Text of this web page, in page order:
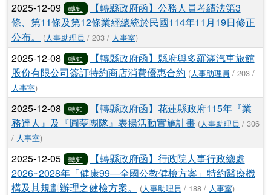
2025-12-09 轉知
【轉縣政府函】公務人員考績法第3
條、第11條及第12條業經總統於民國114年11月19日修正
公布。
(人事助理員 / 203 / 人事室)
2025-12-08 轉知
【轉縣政府函】縣府與多羅滿汽車旅館
股份有限公司簽訂特約商店消費優惠合約 (人事助理員 / 203 /
人事室)
2025-12-08 轉知
【轉縣政府函】花蓮縣政府115年『業
務達人』及『圓夢團隊』表揚活動實施計畫 (人事助理員 / 306
/ 人事室)
2025-12-05 轉知
【轉縣政府函】行政院人事行政總處
2026~2028年「健康99—全國公教健檢方案」特約醫療機
構及其規劃辦理之健檢方案。
(人事助理員 / 188 / 人事室)